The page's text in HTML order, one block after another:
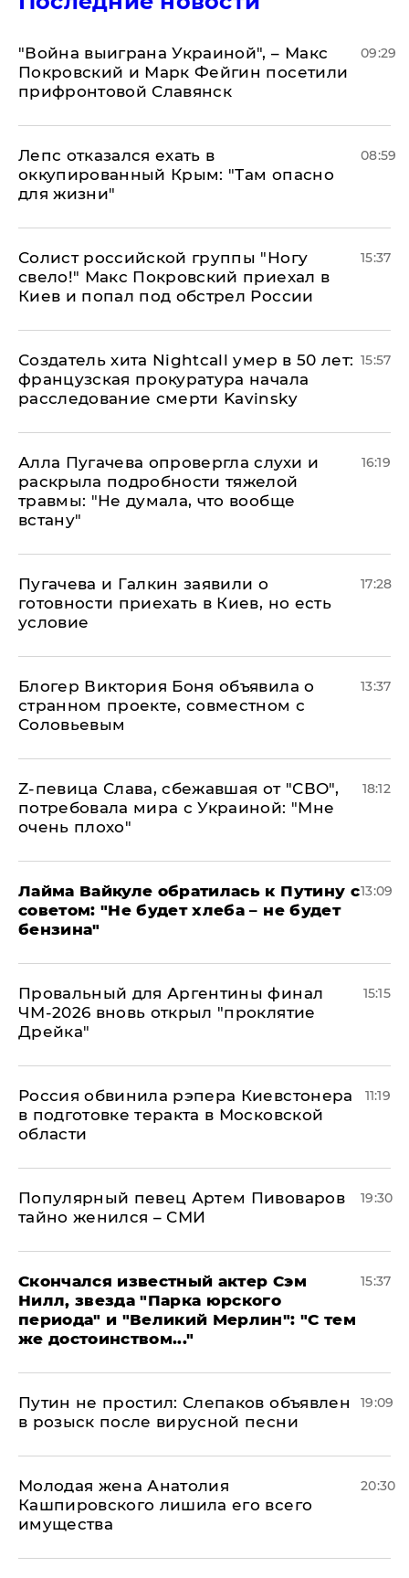
"Война выиграна Украиной", – Макс
Покровский и Марк Фейгин посетили
прифронтовой Славянск
09:29
Лепс отказался ехать в
оккупированный Крым: "Там опасно
для жизни"
08:59
Солист российской группы "Ногу
свело!" Макс Покровский приехал в
Киев и попал под обстрел России
15:37
Создатель хита Nightcall умер в 50 лет:
французская прокуратура начала
расследование смерти Kavinsky
15:57
Алла Пугачева опровергла слухи и
раскрыла подробности тяжелой
травмы: "Не думала, что вообще
встану"
16:19
Пугачева и Галкин заявили о
готовности приехать в Киев, но есть
условие
17:28
Блогер Виктория Боня объявила о
странном проекте, совместном с
Соловьевым
13:37
Z-певица Слава, сбежавшая от "СВО",
потребовала мира с Украиной: "Мне
очень плохо"
18:12
Лайма Вайкуле обратилась к Путину с
советом: "Не будет хлеба – не будет
бензина"
13:09
Провальный для Аргентины финал
ЧМ-2026 вновь открыл "проклятие
Дрейка"
15:15
Россия обвинила рэпера Киевстонера
в подготовке теракта в Московской
области
11:19
Популярный певец Артем Пивоваров
тайно женился – СМИ
19:30
Скончался известный актер Сэм
Нилл, звезда "Парка юрского
периода" и "Великий Мерлин": "С тем
же достоинством..."
15:37
Путин не простил: Слепаков объявлен
в розыск после вирусной песни
19:09
Молодая жена Анатолия
Кашпировского лишила его всего
имущества
20:30